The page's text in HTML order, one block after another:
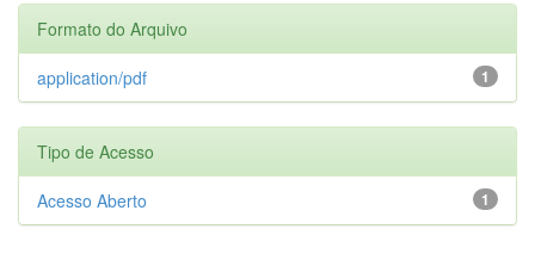
Formato do Arquivo
1
application/pdf
Tipo de Acesso
1
Acesso Aberto